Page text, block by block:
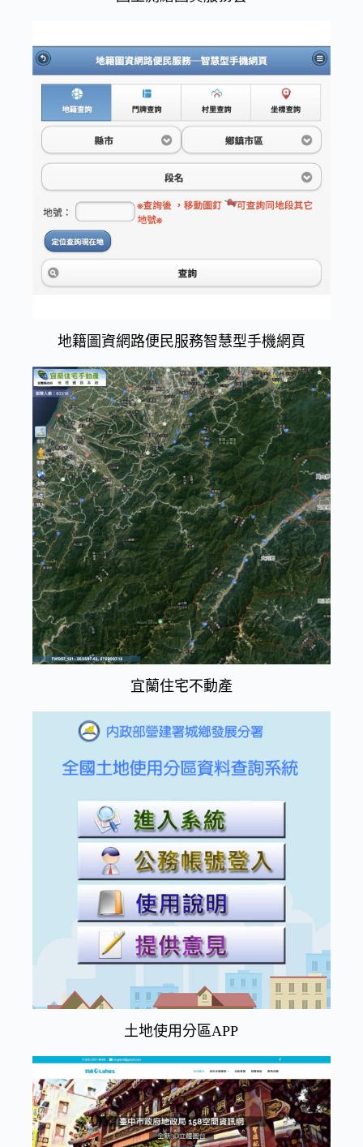
地籍圖資網路便民服務智慧型手機網頁
宜蘭住宅不動產
土地使用分區APP